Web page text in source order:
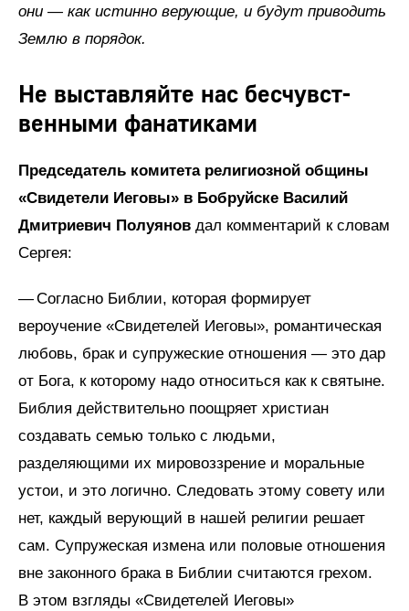
они — как истинно верующие, и будут приводить
Землю в порядок.
Не выставляйте нас бесчувст­
венными фанатиками
Председатель комитета религиозной общины
«Свидетели Иеговы» в Бобруйске Василий
Дмитриевич Полуянов дал комментарий к словам
Сергея:
— Согласно Библии, которая формирует
вероучение «Свидетелей Иеговы», романтическая
любовь, брак и супружеские отношения — это дар
от Бога, к которому надо относиться как к святыне.
Библия действительно поощряет христиан
создавать семью только с людьми,
разделяющими их мировоззрение и моральные
устои, и это логично. Следовать этому совету или
нет, каждый верующий в нашей религии решает
сам. Супружеская измена или половые отношения
вне законного брака в Библии считаются грехом.
В этом взгляды «Свидетелей Иеговы»